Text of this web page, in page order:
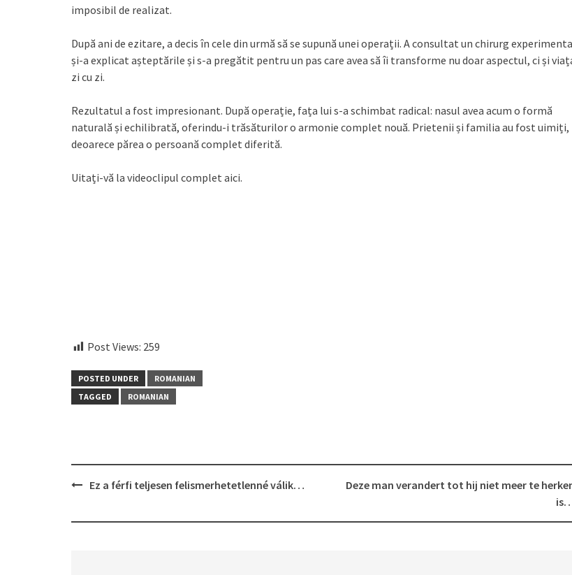
imposibil de realizat.
După ani de ezitare, a decis în cele din urmă să se supună unei operații. A consultat un chirurg
și-a explicat așteptările și s-a pregătit pentru un pas care avea să îi transforme nu doar aspectul, ci și
zi cu zi.
Rezultatul a fost impresionant. După operație, fața lui s-a schimbat radical: nasul avea acum o formă
naturală și echilibrată, oferindu-i trăsăturilor o armonie complet nouă. Prietenii și familia au fost uimiți,
deoarece părea o persoană complet diferită.
Uitați-vă la videoclipul complet aici.
Post Views: 259
POSTED UNDER
ROMANIAN
TAGGED
ROMANIAN
PostEz a férfi teljesen felismerhetetlenné válik…
Deze man verandert tot hij niet meer te